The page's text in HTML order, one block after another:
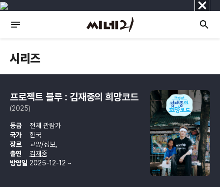
닫
기
시리즈
프로젝트 블루 : 김재중의 희망코드
(2025)
등급
전체 관람가
국가
한국
장르
교양/정보,
출연
김재중
방영일 2025-12-12 ~